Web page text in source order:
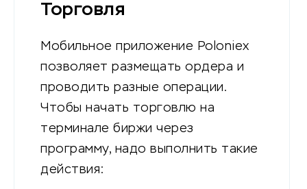
Торговля
Мобильное приложение Poloniex
позволяет размещать ордера и
проводить разные операции.
Чтобы начать торговлю на
терминале биржи через
программу, надо выполнить такие
действия: